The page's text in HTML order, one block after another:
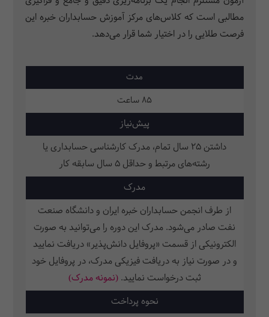
مطالبی است که کلاس­‌های مرکز آموزش حسابداران خبره این
فرصت طلایی را در اختیار شما قرار می‌دهد.
مدت
85 ساعت
پیش‌نیاز
داشتن 25 سال تمام، مدرک کارشناسی حسابداری یا
رشته‌های مرتبط و حداقل 5 سال سابقه کار
مدرک
از طرف انجمن حسابداران خبره ایران و دانشگاه صنعت
نفت صادر می‌شود. مدرک این دوره را می‌توانید به صورت
الکترونیکی از قسمت «پروفایل دانش‌پذیر» دریافت نمایید
و در صورت نیاز به دریافت فیزیکی مدرک، در پروفایل خود
ثبت‌ درخواست نمایید.(نمونه مدرک)
نحوه پرداخت